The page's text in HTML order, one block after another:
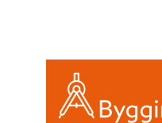
ATTEFALL ELLER FRIGGEBOD
INREDA EN FRIGGEBOD